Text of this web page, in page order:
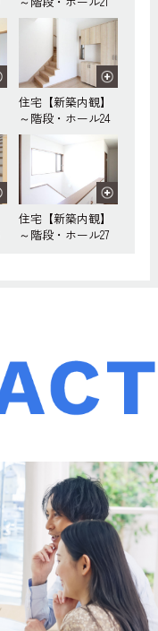
住宅【新築内観】
～階段・ホール24
住宅【新築内観】
～階段・ホール27